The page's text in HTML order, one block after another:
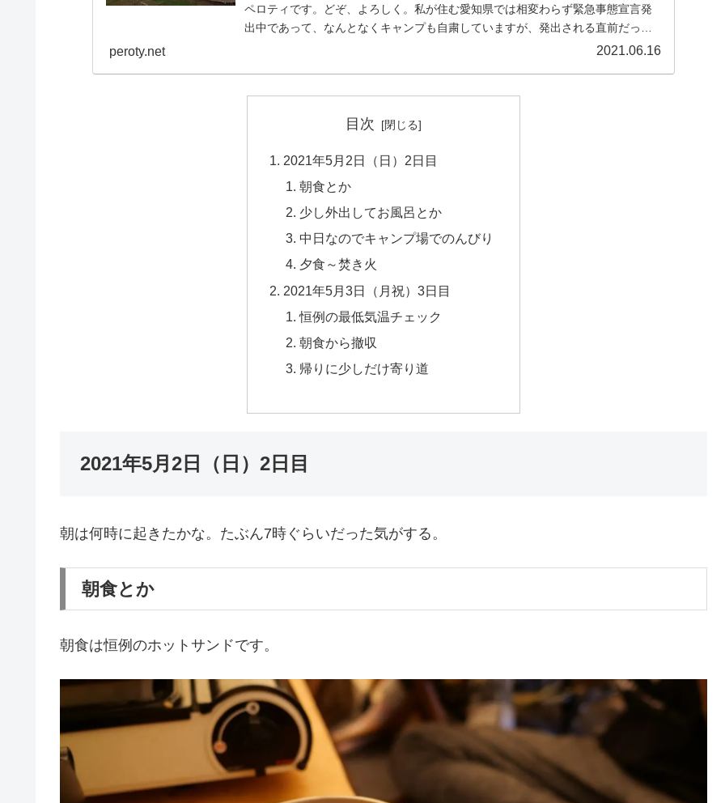
ペロティです。どぞ、よろしく。私が住む愛知県では相変わらず緊急事態宣言発
出中であって、なんとなくキャンプも自粛していますが、発出される直前だった
peroty.net 2021.06.16
目次
2021年5月2日（日）2日目
朝食とか
少し外出してお風呂とか
中日なのでキャンプ場でのんびり
夕食～焚き火
2021年5月3日（月祝）3日目
恒例の最低気温チェック
朝食から撤収
帰りに少しだけ寄り道
2021年5月2日（日）2日目
朝は何時に起きたかな。たぶん7時ぐらいだった気がする。
朝食とか
朝食は恒例のホットサンドです。